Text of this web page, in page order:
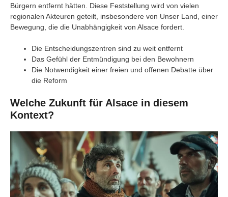
Bürgern entfernt hätten. Diese Feststellung wird von vielen
regionalen Akteuren geteilt, insbesondere von Unser Land, einer
Bewegung, die die Unabhängigkeit von Alsace fordert.
Die Entscheidungszentren sind zu weit entfernt
Das Gefühl der Entmündigung bei den Bewohnern
Die Notwendigkeit einer freien und offenen Debatte über
die Reform
Welche Zukunft für Alsace in diesem
Kontext?